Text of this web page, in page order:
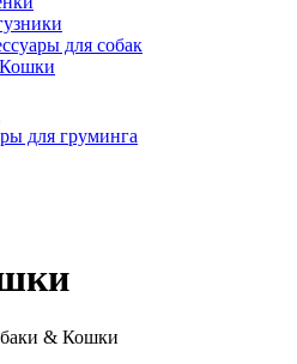
для собак
для груминга
& Кошки